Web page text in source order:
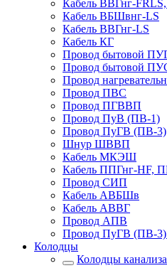
Кабель ВВГнг-
Кабель ВБШвнг-LS
Кабель ВВГнг-LS
Кабель КГ
Провод бытовой
Провод бытовой
Провод
Провод ПВС
Провод ПГВВП
Провод ПуВ (ПВ-1)
Провод ПуГВ (ПВ-3)
Шнур ШВВП
Кабель МКЭШ
Кабель ППГнг-HF,
Провод СИП
Кабель АВБШв
Кабель АВВГ
Провод АПВ
Провод ПуГВ (ПВ-3)
Колодцы
Колодцы